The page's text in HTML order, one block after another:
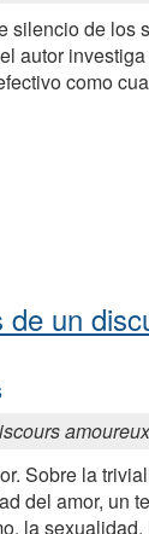
silencio de los
autor
como
de un
Sobre la
del amor, un
la